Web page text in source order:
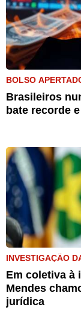
BOLSO
Brasileiros
bate recorde
INVESTIGAÇÃO
Em coletiva à
Mendes
jurídica